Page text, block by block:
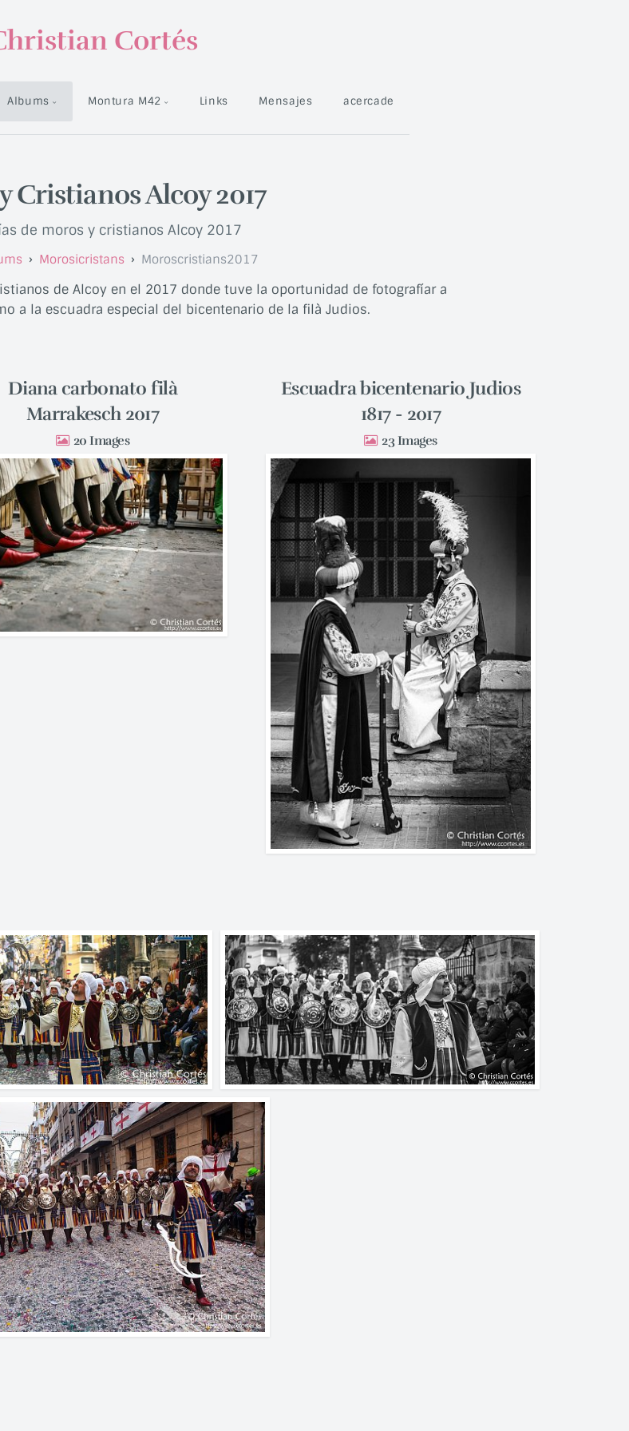
Cortés
Albums Montura M42 Links Mensajes acercade
Cristianos Alcoy 2017
de moros y cristianos Alcoy 2017
Morosicristans Moroscristians2017
de Alcoy en el 2017 donde tuve la oportunidad de fotografíar a
a la escuadra especial del bicentenario de la filà Judios.
Diana carbonato filà
Marrakesch 2017
20
Escuadra bicentenario Judios
1817 - 2017
23